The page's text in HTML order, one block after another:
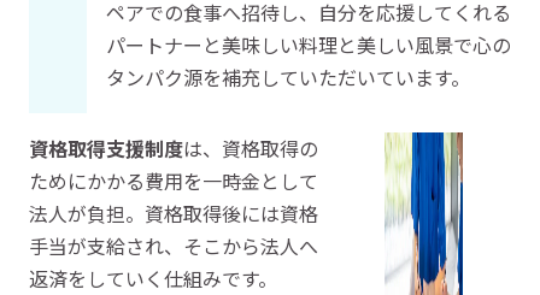
ペアでの食事へ招待し、自分を応援してくれる
パートナーと美味しい料理と美しい風景で心の
タンパク源を補充していただいています。
資格取得支援制度は、資格取得の
ためにかかる費用を一時金として
法人が負担。資格取得後には資格
手当が支給され、そこから法人へ
返済をしていく仕組みです。